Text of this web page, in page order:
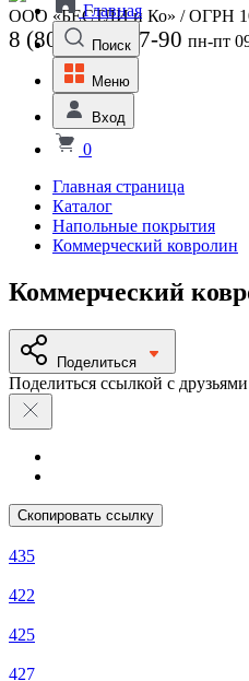
ООО «БЕСТЛИ и Ко» / ОГРН
8 (800) 301-07-90 пн-пт
Главная
Поиск
Меню
Вход
0
Главная страница
Каталог
Напольные покрытия
Коммерческий ковролин
Коммерческий
Поделиться
Поделиться ссылкой с
Скопировать ссылку
435
422
425
427